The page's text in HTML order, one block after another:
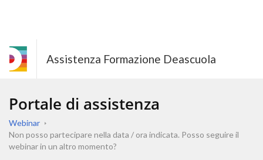
Assistenza Formazione Deascuola
Portale di assistenza
Webinar
Non posso partecipare nella data / ora indicata. Posso seguire il
webinar in un altro momento?